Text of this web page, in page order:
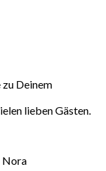
zu Deinem
lieben Gästen.
Nora